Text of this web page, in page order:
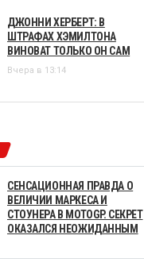
ДЖОННИ ХЕРБЕРТ: В
ШТРАФАХ ХЭМИЛТОНА
ВИНОВАТ ТОЛЬКО ОН САМ
Вчера в 13:14
СЕНСАЦИОННАЯ ПРАВДА О
ВЕЛИЧИИ МАРКЕСА И
СТОУНЕРА В MOTOGP. СЕКРЕТ
ОКАЗАЛСЯ НЕОЖИДАННЫМ